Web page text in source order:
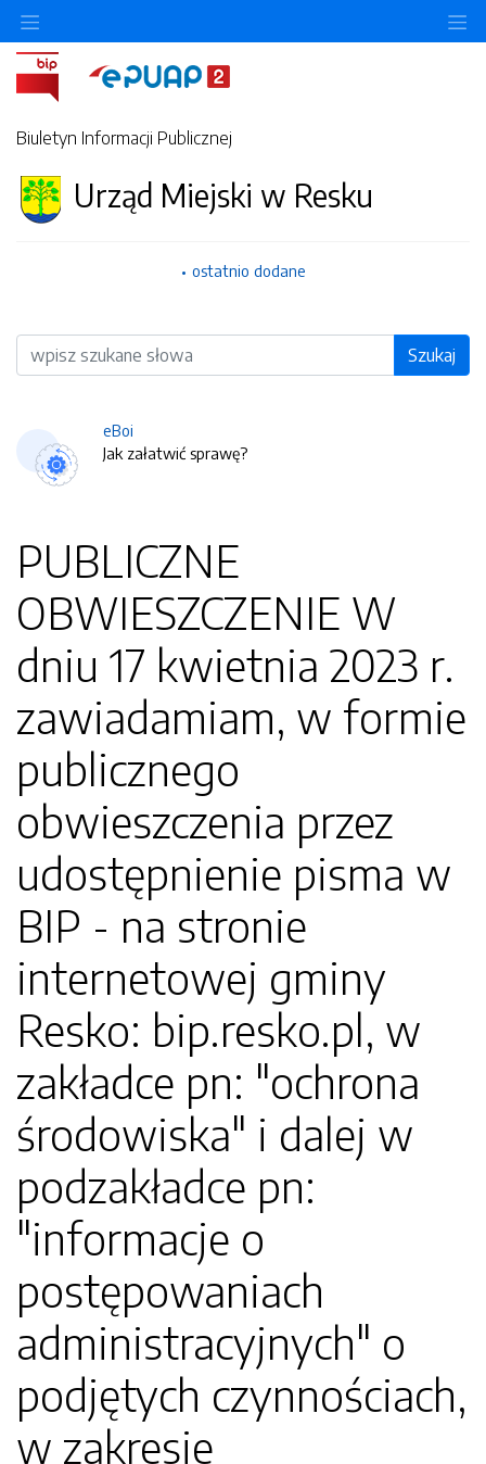
Biuletyn Informacji Publicznej
Urząd Miejski w Resku
ostatnio dodane
Wyszukiwarka Szukaj
eBoi
Jak załatwić sprawę?
PUBLICZNE
OBWIESZCZENIE W
dniu 17 kwietnia 2023 r.
zawiadamiam, w formie
publicznego
obwieszczenia przez
udostępnienie pisma w
BIP - na stronie
internetowej gminy
Resko: bip.resko.pl, w
zakładce pn: "ochrona
środowiska" i dalej w
podzakładce pn:
"informacje o
postępowaniach
administracyjnych" o
podjętych czynnościach,
w zakresie